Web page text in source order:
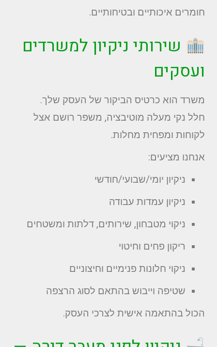
חומרים איכותיים ובטיחותיים.
שירותי ניקיון למשרדים
ועסקים
משרד הוא כרטיס הביקור של העסק שלך.
חלל נקי מעלה מוטיבציה, משפר רושם אצל
לקוחות ומפחית מחלות.
אנחנו מציעים:
ניקיון יומי/שבועי/חודשי
ניקיון עמדות עבודה
ניקוי מטבחון, שירותים, דלתות ומשטחים
ריקון פחים וחיטוי
ניקוי חלונות פנימיים וחיצוניים
שטיפה וייבוש בהתאם לסוג הרצפה
הכול בהתאמה אישית לצרכי העסק.